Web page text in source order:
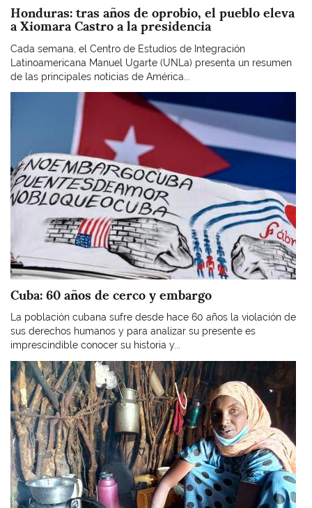
Honduras: tras años de oprobio, el pueblo eleva
a Xiomara Castro a la presidencia
Cada semana, el Centro de Estudios de Integración
Latinoamericana Manuel Ugarte (UNLa) presenta un resumen
de las principales noticias de América...
Cuba: 60 años de cerco y embargo
La población cubana sufre desde hace 60 años la violación de
sus derechos humanos y para analizar su presente es
imprescindible conocer su historia y...
Imagen